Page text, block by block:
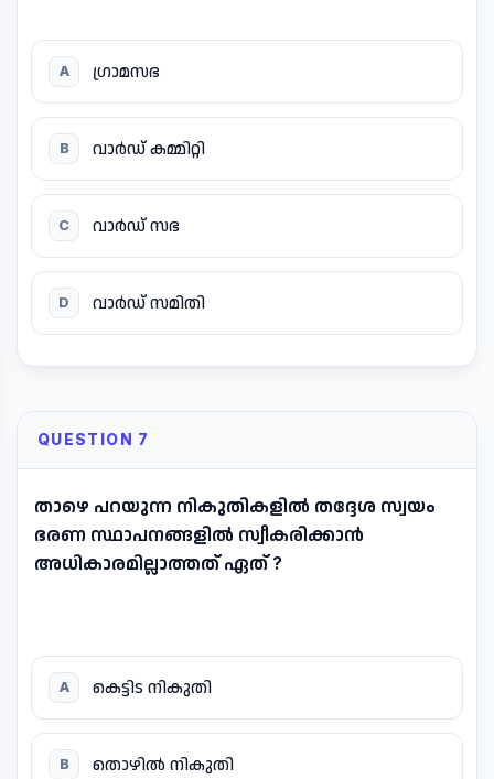
A ഗ്രാമസഭ
B വാർഡ് കമ്മിറ്റി
C വാർഡ് സഭ
D വാർഡ് സമിതി
QUESTION 7
താഴെ പറയുന്ന നികുതികളിൽ തദ്ദേശ സ്വയം
ഭരണ സ്ഥാപനങ്ങളിൽ സ്വീകരിക്കാൻ
അധികാരമില്ലാത്തത് ഏത് ?
A കെട്ടിട നികുതി
B തൊഴിൽ നികുതി